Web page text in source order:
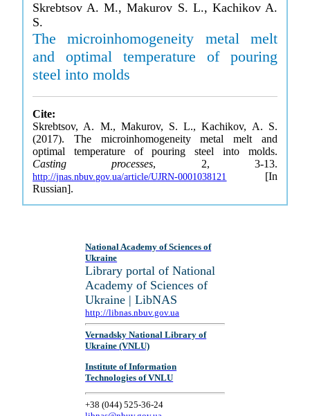
Skrebtsov A. M., Makurov S. L., Kachikov A.
S.
The microinhomogeneity metal melt
and optimal temperature of pouring
steel into molds
Cite:
Skrebtsov, A. M., Makurov, S. L., Kachikov, A. S.
(2017). The microinhomogeneity metal melt and
optimal temperature of pouring steel into molds.
Casting processes, 2, 3-13.
http://jnas.nbuv.gov.ua/article/UJRN-0001038121
[In
Russian].
National Academy of Sciences of
Ukraine
Library portal of National
Academy of Sciences of
Ukraine | LibNAS
http://libnas.nbuv.gov.ua
Vernadsky National Library of
Ukraine (VNLU)
Institute of Information
Technologies of VNLU
+38 (044) 525-36-24